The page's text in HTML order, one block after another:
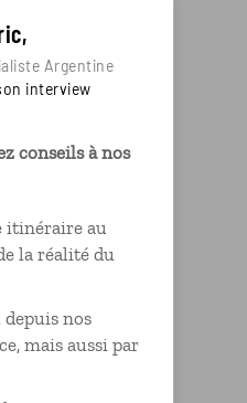
Argentine
interview
conseils à nos
itinéraire au
la réalité du
depuis nos
mais aussi par